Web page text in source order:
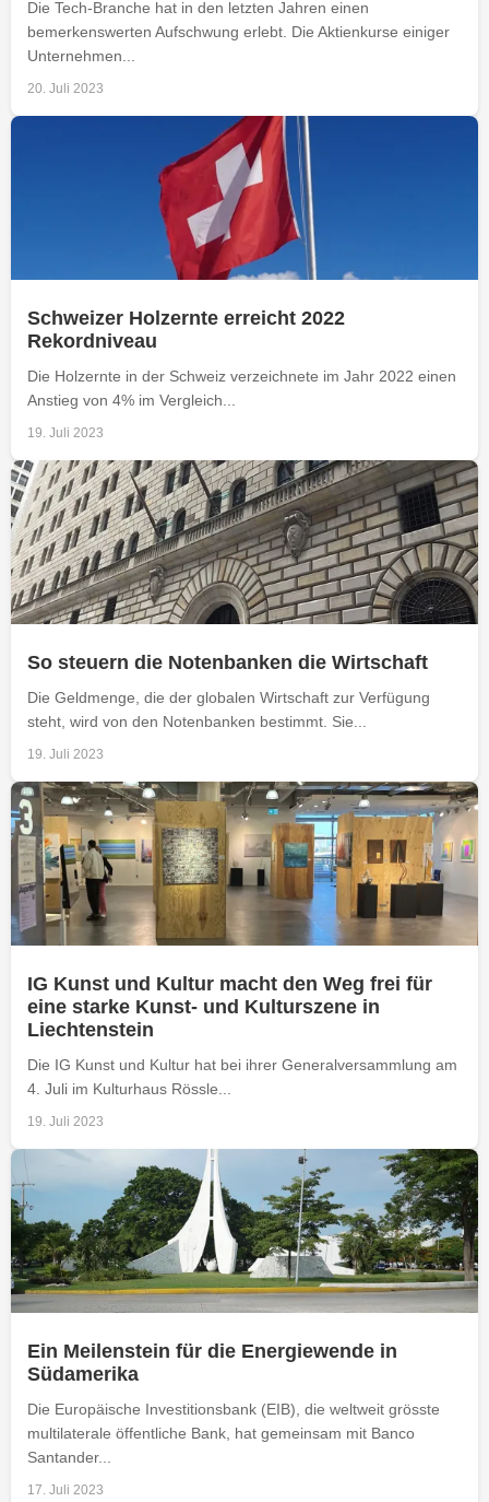
Die Tech-Branche hat in den letzten Jahren einen
bemerkenswerten Aufschwung erlebt. Die Aktienkurse einiger
Unternehmen...
20. Juli 2023
Schweizer Holzernte erreicht 2022
Rekordniveau
Die Holzernte in der Schweiz verzeichnete im Jahr 2022 einen
Anstieg von 4% im Vergleich...
19. Juli 2023
So steuern die Notenbanken die Wirtschaft
Die Geldmenge, die der globalen Wirtschaft zur Verfügung
steht, wird von den Notenbanken bestimmt. Sie...
19. Juli 2023
IG Kunst und Kultur macht den Weg frei für
eine starke Kunst- und Kulturszene in
Liechtenstein
Die IG Kunst und Kultur hat bei ihrer Generalversammlung am
4. Juli im Kulturhaus Rössle...
19. Juli 2023
Ein Meilenstein für die Energiewende in
Südamerika
Die Europäische Investitionsbank (EIB), die weltweit grösste
multilaterale öffentliche Bank, hat gemeinsam mit Banco
Santander...
17. Juli 2023